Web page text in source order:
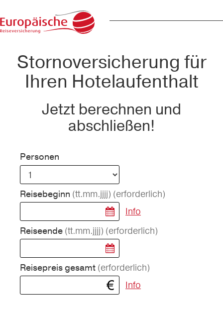
Stornoversicherung für
Ihren Hotelaufenthalt
Jetzt berechnen und
abschließen!
Personen
Reisebeginn (tt.mm.jjjj) (erforderlich)
Info
Reiseende (tt.mm.jjjj) (erforderlich)
Reisepreis gesamt (erforderlich)
Info